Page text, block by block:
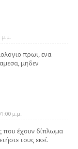
πρωι, ενα
μηδεν
μ.μ.
που έχουν δίπλωμα
τους εκεί.